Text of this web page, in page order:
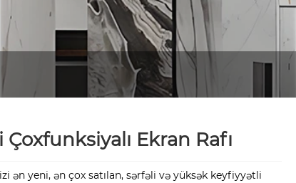
Çoxfunksiyalı Ekran Rafı
ən yeni, ən çox satılan, sərfəli və yüksək keyfiyyətli